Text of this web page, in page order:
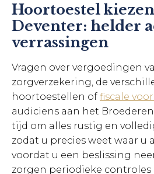
Hoortoestel
Deventer: helder
verrassingen
Vragen over vergoedingen
zorgverzekering, de
hoortoestellen of fiscale
audiciens aan het
tijd om alles rustig en
zodat u precies weet waar u
voordat u een beslissing
zorgen periodieke